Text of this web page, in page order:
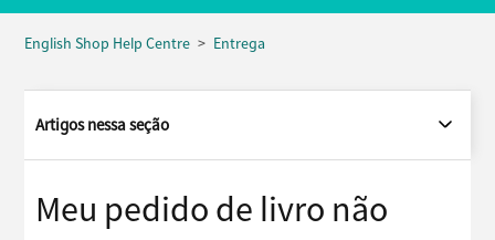
English Shop Help Centre Entrega
Artigos nessa seção
Meu pedido de livro não